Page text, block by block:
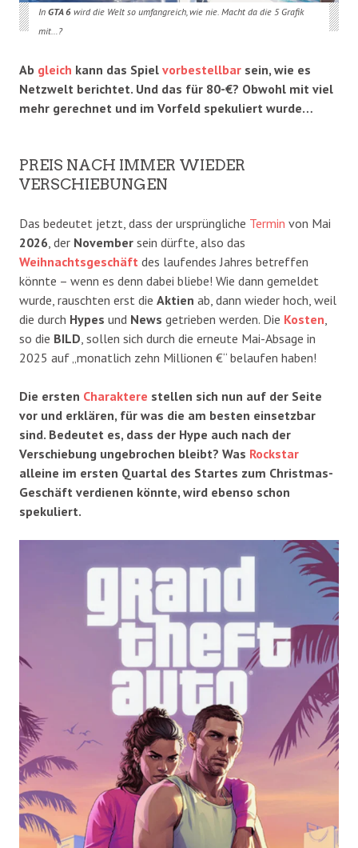
In GTA 6wird die Welt so umfangreich, wie nie. Macht da die 5 Grafik
mit…?
Ab gleich kann das Spiel vorbestellbar sein, wie es
Netzwelt berichtet. Und das für 80-€? Obwohl mit viel
mehr gerechnet und im Vorfeld spekuliert wurde…
PREIS NACH IMMER WIEDER
VERSCHIEBUNGEN
Das bedeutet jetzt, dass der ursprüngliche Termin von Mai
2026, der November sein dürfte, also das
Weihnachtsgeschäft des laufendes Jahres betreffen
könnte – wenn es denn dabei bliebe! Wie dann gemeldet
wurde, rauschten erst die Aktien ab, dann wieder hoch, weil
die durch Hypes und News getrieben werden. Die Kosten,
so die BILD, sollen sich durch die erneute Mai-Absage in
2025 auf „monatlich zehn Millionen €“ belaufen haben!
Die ersten Charaktere stellen sich nun auf der Seite
vor und erklären, für was die am besten einsetzbar
sind. Bedeutet es, dass der Hype auch nach der
Verschiebung ungebrochen bleibt? Was Rockstar
alleine im ersten Quartal des Startes zum Christmas-
Geschäft verdienen könnte, wird ebenso schon
spekuliert.